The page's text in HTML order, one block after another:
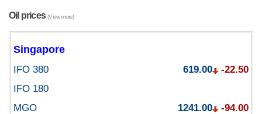
Oil prices(View more)
Singapore
IFO 380 619.00
-22.50
IFO 180
MGO
1241.00 -94.00